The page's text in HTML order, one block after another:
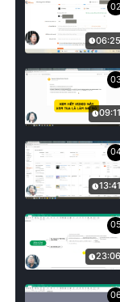
02
06:25
09:11
13:41
05
23:06